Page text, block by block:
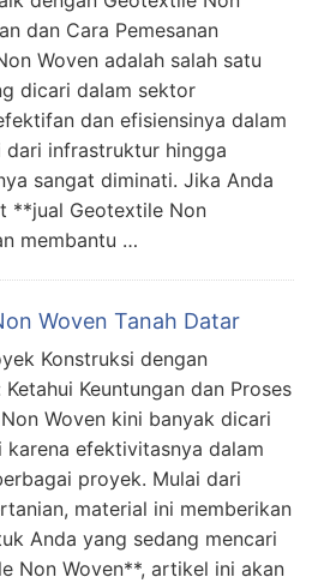
dan Cara Pemesanan
Woven adalah salah satu
dicari dalam sektor
dan efisiensinya dalam
infrastruktur hingga
sangat diminati. Jika Anda
**jual Geotextile Non
membantu …
Woven Tanah Datar
Konstruksi dengan
Keuntungan dan Proses
Woven kini banyak dicari
efektivitasnya dalam
proyek. Mulai dari
material ini memberikan
Anda yang sedang mencari
Non Woven**, artikel ini akan